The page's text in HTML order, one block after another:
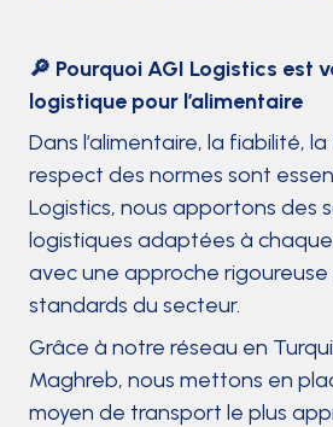
🔎 Pourquoi AGI Logistics est
logistique pour l’alimentaire
Dans l’alimentaire, la fiabilité,
respect des normes sont
Logistics, nous apportons des
logistiques adaptées à
avec une approche
standards du secteur.
Grâce à notre réseau en
Maghreb, nous mettons en
moyen de transport le plus